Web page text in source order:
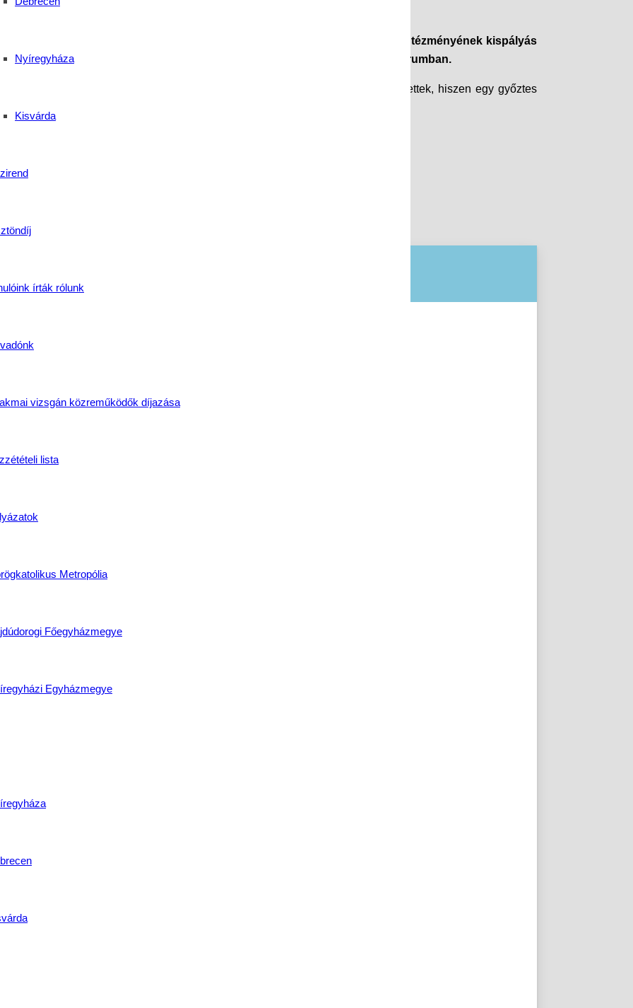
Nyíregyháza
Kisvárda
írták rólunk
vizsgán közreműködők díjazása
lista
Metropólia
Főegyházmegye
Egyházmegye
Szakgimnázium, Szakközépiskola és Kollégium Nyíregyházi Tagintézményének kispályás
melynek mérkőzéseire 2017. november 16-án került sor, a Filó Sportcentrumban.
három mérkőzést kellett játszania. Számunkra felemás eredmények születtek, hiszen egy győztes
bizakodásra ad okot a továbbiakban.
és a kitartás